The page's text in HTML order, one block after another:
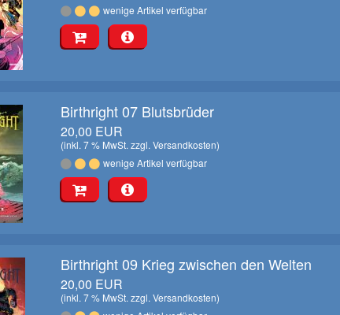
wenige Artikel verfügbar
Birthright 07 Blutsbrüder
20,00 EUR
(inkl. 7 % MwSt. zzgl. Versandkosten)
wenige Artikel verfügbar
Birthright 09 Krieg zwischen den Welten
20,00 EUR
(inkl. 7 % MwSt. zzgl. Versandkosten)